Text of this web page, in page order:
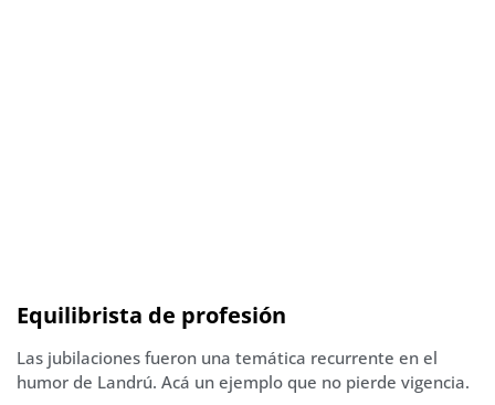
Equilibrista de profesión
Las jubilaciones fueron una temática recurrente en el
humor de Landrú. Acá un ejemplo que no pierde vigencia.